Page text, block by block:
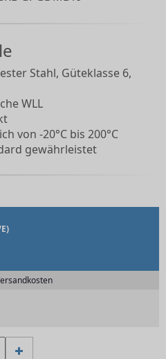
Stahl, Güteklasse 6,
WLL
von -20°C bis 200°C
gewährleistet